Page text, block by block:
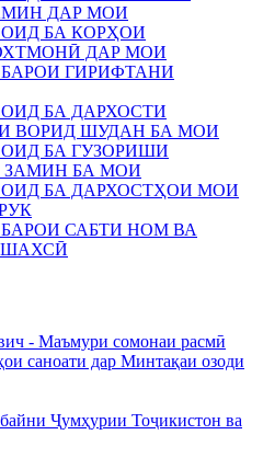
ДАР МОИ
ОИД БА КОРҲОИ
ДАР МОИ
БАРОИ ГИРИФТАНИ
ОИД БА ДАРХОСТИ
ВОРИД ШУДАН БА МОИ
ОИД БА ГУЗОРИШИ
ЗАМИН БА МОИ
ОИД БА ДАРХОСТҲОИ МОИ
САБТИ НОМ ВА
- Маъмури сомонаи расмӣ
саноати дар Минтақаи озоди
Ҷумҳурии Тоҷикистон ва